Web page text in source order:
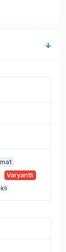
Varyantlı